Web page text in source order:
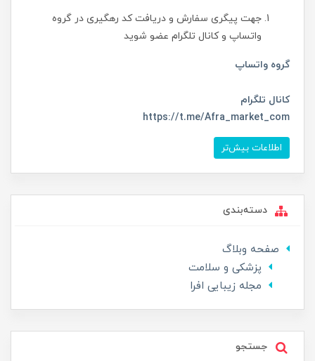
جهت پیگری سفارش و دریافت کد رهگیری در گروه
واتساپ و کانال تلگرام عضو شوید
گروه واتساپ
کانال تلگرام
https://t.me/Afra_market_com
اطلاعات بیش‌تر
دسته‌بندی
صفحه وبلاگ
پزشکی و سلامت
مجله زیبایی افرا
جستجو